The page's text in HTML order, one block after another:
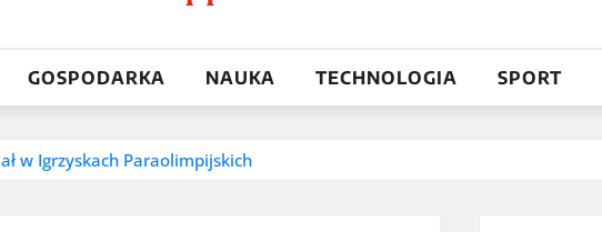
GOSPODARKA NAUKA TECHNOLOGIA SPORT
w Igrzyskach Paraolimpijskich